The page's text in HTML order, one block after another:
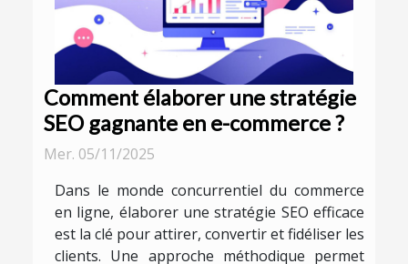
Comment élaborer une stratégie
SEO gagnante en e-commerce ?
Mer. 05/11/2025
Dans le monde concurrentiel du commerce
en ligne, élaborer une stratégie SEO efficace
est la clé pour attirer, convertir et fidéliser les
clients. Une approche méthodique permet